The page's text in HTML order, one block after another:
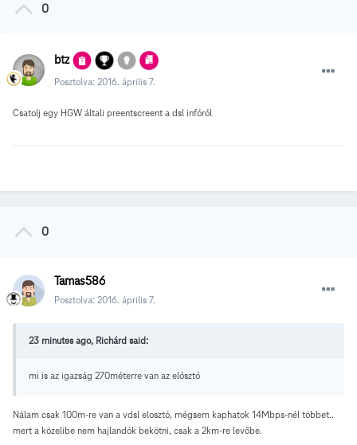
0
btz
Posztolva: 2016. április 7.
Csatolj egy HGW általi preentscreent a dsl infóról
0
Tamas586
Posztolva: 2016. április 7.
23 minutes ago, Richárd said:
mi is az igazság 270méterre van az elósztó
Nálam csak 100m-re van a vdsl elosztó, mégsem kaphatok 14Mbps-nél többet..
mert a közelibe nem hajlandók bekötni, csak a 2km-re levőbe.